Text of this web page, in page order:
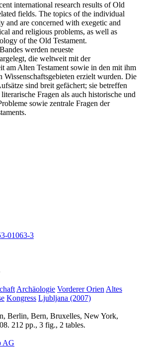
international research results of Old
fields. The topics of the individual
and are concerned with exegetic and
and religious problems, as well as
of the Old Testament.
werden neueste
die weltweit mit der
am Alten Testament sowie in den mit ihm
Wissenschaftsgebieten erzielt wurden. Die
sind breit gefächert; sie betreffen
Fragen als auch historische und
sowie zentrale Fragen der
01063-3
Archäologie Vorderer Orien Altes
Kongress Ljubljana (2007)
Berlin, Bern, Bruxelles, New York,
212 pp., 3 fig., 2 tables.
AG